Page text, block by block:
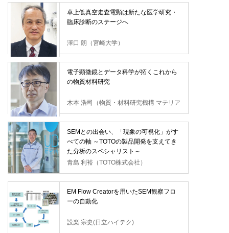
卓上低真空走査電顕は新たな医学研究・
臨床診断のステージへ
澤口 朗（宮崎大学）
電子顕微鏡とデータ科学が拓くこれから
の物質材料研究
木本 浩司（物質・材料研究機構 マテリア
ル基盤研究センター）
SEMとの出会い、「現象の可視化」がす
べての軸 ～TOTOの製品開発を支えてき
た分析のスペシャリスト～
青島 利裕（TOTO株式会社）
EM Flow Creatorを用いたSEM観察フロ
ーの自動化
設楽 宗史(日立ハイテク)